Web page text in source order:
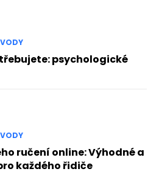
psychologické
ručení online: Výhodné a
každého řidiče